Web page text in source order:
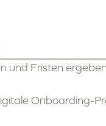
und Fristen
Onboarding-